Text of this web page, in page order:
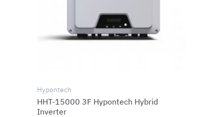
Hypontech
HHT-15000 3F Hypontech Hybrid
Inverter